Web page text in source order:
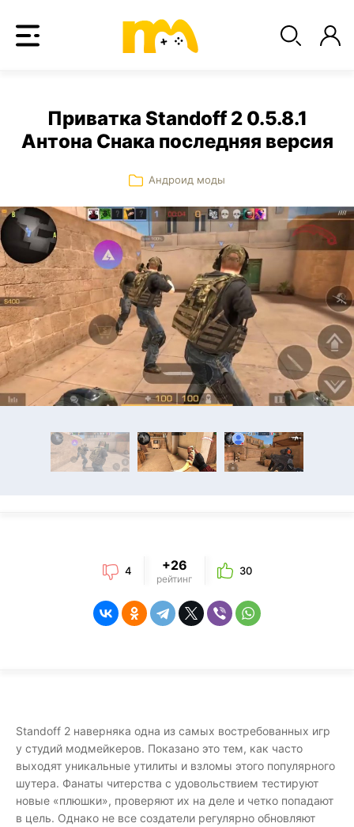
Приватка Standoff 2 0.5.8.1
Антона Снака последняя версия
Андроид моды
4 +26
рейтинг
30
Standoff 2 наверняка одна из самых востребованных игр
у студий модмейкеров. Показано это тем, как часто
выходят уникальные утилиты и взломы этого популярного
шутера. Фанаты читерства с удовольствием тестируют
новые «плюшки», проверяют их на деле и четко попадают
в цель. Однако не все создатели регулярно обновляют